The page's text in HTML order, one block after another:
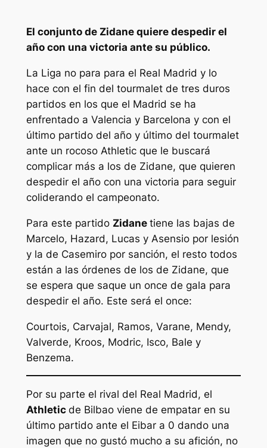
El conjunto de Zidane quiere despedir el
año con una victoria ante su público.
La Liga no para para el Real Madrid y lo
hace con el fin del tourmalet de tres duros
partidos en los que el Madrid se ha
enfrentado a Valencia y Barcelona y con el
último partido del año y último del tourmalet
ante un rocoso Athletic que le buscará
complicar más a los de Zidane, que quieren
despedir el año con una victoria para seguir
coliderando el campeonato.
Para este partido Zidane tiene las bajas de
Marcelo, Hazard, Lucas y Asensio por lesión
y la de Casemiro por sanción, el resto todos
están a las órdenes de los de Zidane, que
se espera que saque un once de gala para
despedir el año. Este será el once:
Courtois, Carvajal, Ramos, Varane, Mendy,
Valverde, Kroos, Modric, Isco, Bale y
Benzema.
Por su parte el rival del Real Madrid, el
Athletic de Bilbao viene de empatar en su
último partido ante el Eibar a 0 dando una
imagen que no gustó mucho a su afición, no